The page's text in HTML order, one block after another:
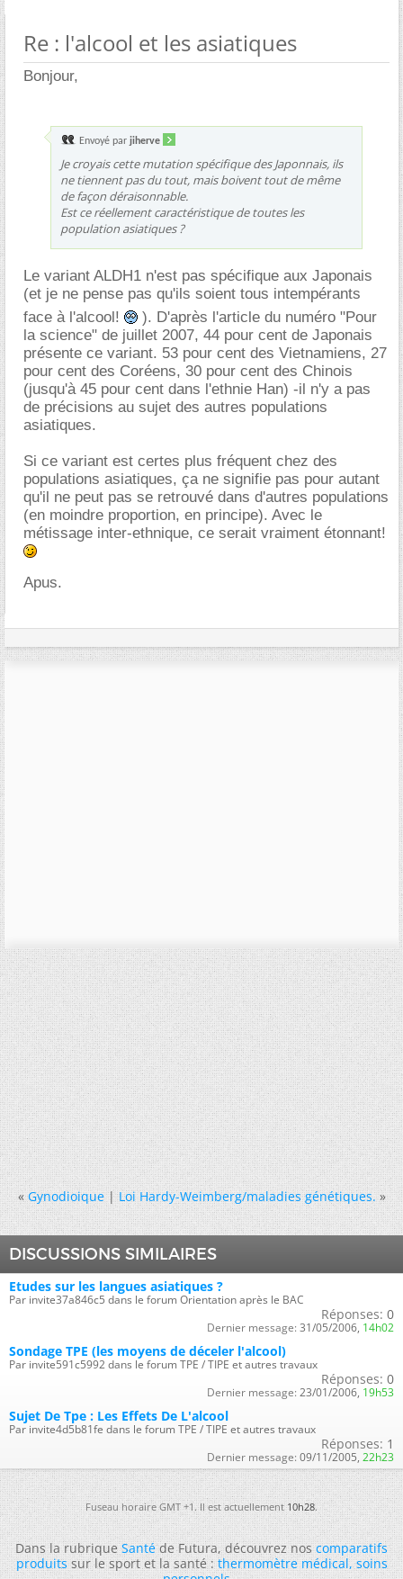
Re : l'alcool et les asiatiques
Bonjour,
Envoyé par jiherve
Je croyais cette mutation spécifique des Japonnais, ils
ne tiennent pas du tout, mais boivent tout de même
de façon déraisonnable.
Est ce réellement caractéristique de toutes les
population asiatiques ?
Le variant ALDH1 n'est pas spécifique aux Japonais
(et je ne pense pas qu'ils soient tous intempérants
face à l'alcool!
). D'après l'article du numéro "Pour
la science" de juillet 2007, 44 pour cent de Japonais
présente ce variant. 53 pour cent des Vietnamiens, 27
pour cent des Coréens, 30 pour cent des Chinois
(jusqu'à 45 pour cent dans l'ethnie Han) -il n'y a pas
de précisions au sujet des autres populations
asiatiques.
Si ce variant est certes plus fréquent chez des
populations asiatiques, ça ne signifie pas pour autant
qu'il ne peut pas se retrouvé dans d'autres populations
(en moindre proportion, en principe). Avec le
métissage inter-ethnique, ce serait vraiment étonnant!
Apus.
« Gynodioique|Loi Hardy-Weimberg/maladies génétiques. »
DISCUSSIONS SIMILAIRES
Etudes sur les langues asiatiques ?
Par invite37a846c5 dans le forum Orientation après le BAC
Réponses: 0
Dernier message: 31/05/2006, 14h02
Sondage TPE (les moyens de déceler l'alcool)
Par invite591c5992 dans le forum TPE / TIPE et autres travaux
Réponses: 0
Dernier message: 23/01/2006, 19h53
Sujet De Tpe : Les Effets De L'alcool
Par invite4d5b81fe dans le forum TPE / TIPE et autres travaux
Réponses: 1
Dernier message: 09/11/2005, 22h23
Fuseau horaire GMT +1. Il est actuellement10h28.
Dans la rubriqueSantéde Futura, découvrez noscomparatifs
produitssur le sport et la santé :thermomètre médical,soins